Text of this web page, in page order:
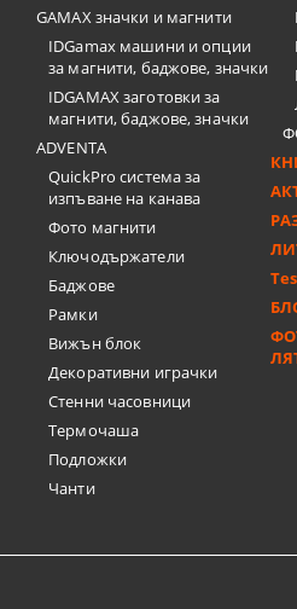
GAMAX значки и магнити
IDGamax машини и опции
за магнити, баджове, значки
IDGAMAX заготовки за
магнити, баджове, значки
ADVENTA
QuickPro система за
изпъване на канава
Фото магнити
Ключодържатели
Баджове
Рамки
Вижън блок
Декоративни играчки
Стенни часовници
Термочашa
Подложки
Чанти